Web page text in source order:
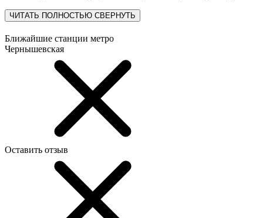
ЧИТАТЬ ПОЛНОСТЬЮ СВЕРНУТЬ
Ближайшие станции метро
Чернышевская
Оставить отзыв